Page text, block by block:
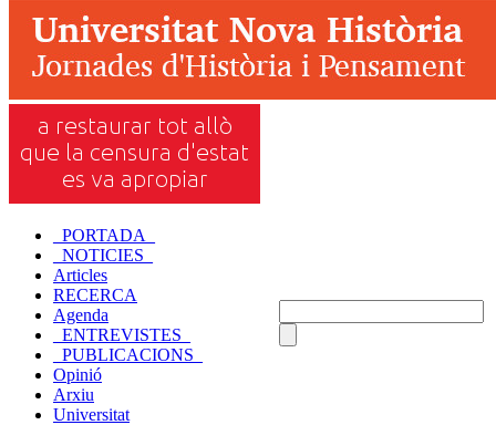
_PORTADA_
_NOTICIES_
Articles
RECERCA
Agenda
_ENTREVISTES_
_PUBLICACIONS_
Opinió
Arxiu
Universitat